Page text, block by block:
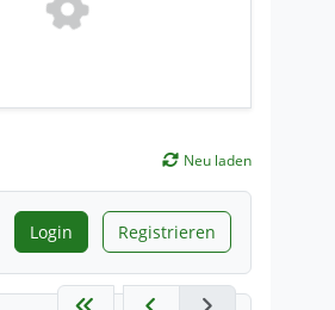
Neu laden
Login Registrieren